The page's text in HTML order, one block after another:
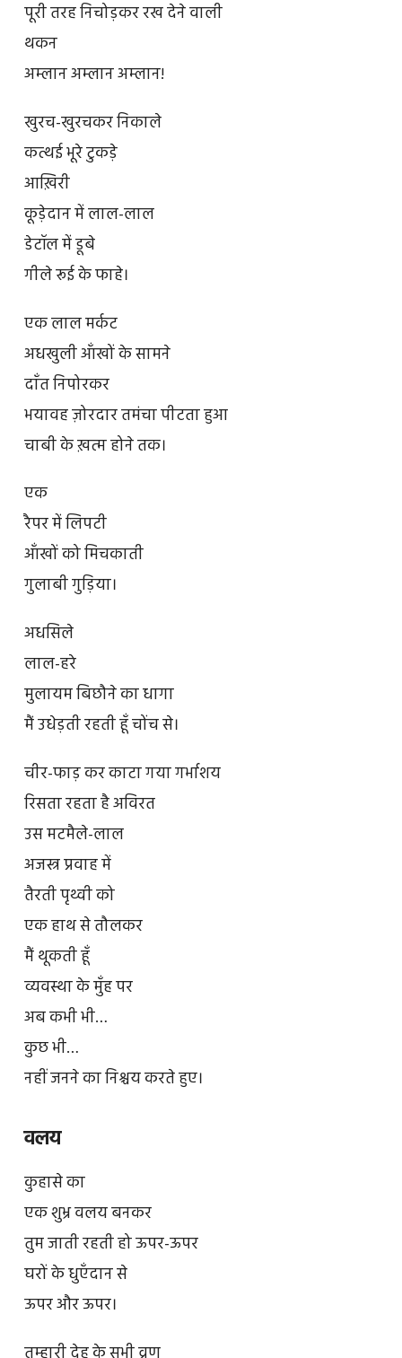
पूरी तरह निचोड़कर रख देने वाली
थकन
अम्लान अम्लान अम्लान!
खुरच-खुरचकर निकाले
कत्थई भूरे टुकड़े
आख़िरी
कूड़ेदान में लाल-लाल
डेटॉल में डूबे
गीले रूई के फाहे।
एक लाल मर्कट
अधखुली आँखों के सामने
दाँत निपोरकर
भयावह ज़ोरदार तमंचा पीटता हुआ
चाबी के ख़त्म होने तक।
एक
रैपर में लिपटी
आँखों को मिचकाती
गुलाबी गुड़िया।
अधसिले
लाल-हरे
मुलायम बिछौने का धागा
मैं उधेड़ती रहती हूँ चोंच से।
चीर-फाड़ कर काटा गया गर्भाशय
रिसता रहता है अविरत
उस मटमैले-लाल
अजस्त्र प्रवाह में
तैरती पृथ्वी को
एक हाथ से तौलकर
मैं थूकती हूँ
व्यवस्था के मुँह पर
अब कभी भी…
कुछ भी…
नहीं जनने का निश्चय करते हुए।
वलय
कुहासे का
एक शुभ्र वलय बनकर
तुम जाती रहती हो ऊपर-ऊपर
घरों के धुएँदान से
ऊपर और ऊपर।